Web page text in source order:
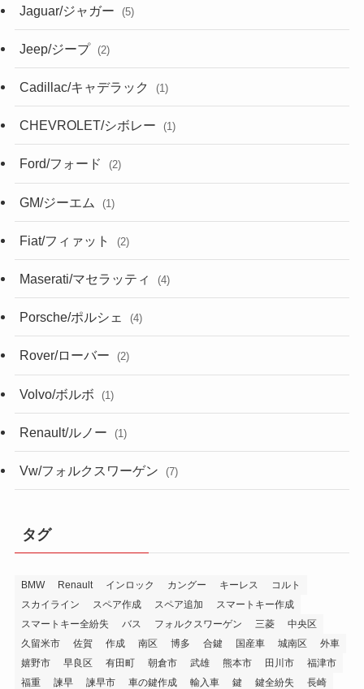
Jaguar/ジャガー (5)
Jeep/ジープ (2)
Cadillac/キャデラック (1)
CHEVROLET/シボレー (1)
Ford/フォード (2)
GM/ジーエム (1)
Fiat/フィァット (2)
Maserati/マセラッティ (4)
Porsche/ポルシェ (4)
Rover/ローバー (2)
Volvo/ボルボ (1)
Renault/ルノー (1)
Vw/フォルクスワーゲン (7)
タグ
BMW Renault インロック カングー キーレス
コルト
スカイライン
スペア作成 スペア追加
スマートキー作成
スマートキー全紛失
バス フォルクスワーゲン 三菱
中央区
久留米市
佐賀 作成 南区 博多 合鍵 国産車 城南区
外車
嬉野市
早良区 有田町 朝倉市 武雄 熊本市 田川市
福津市
福重
諫早 諫早市 車の鍵作成 輸入車 鍵 鍵全紛失 長崎